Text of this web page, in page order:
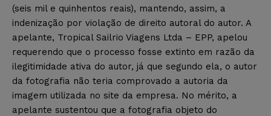
(seis mil e quinhentos reais), mantendo, assim, a
indenização por violação de direito autoral do autor. A
apelante, Tropical Sailrio Viagens Ltda – EPP, apelou
requerendo que o processo fosse extinto em razão da
ilegitimidade ativa do autor, já que segundo ela, o autor
da fotografia não teria comprovado a autoria da
imagem utilizada no site da empresa. No mérito, a
apelante sustentou que a fotografia objeto do